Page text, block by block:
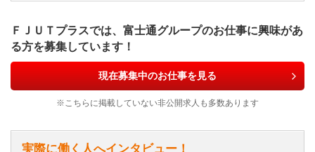
ＦＪＵＴプラスでは、富士通グループのお仕事に興味があ
る方を募集しています！
現在募集中のお仕事を見る
※こちらに掲載していない非公開求人も多数あります
実際に働く人へインタビュー！